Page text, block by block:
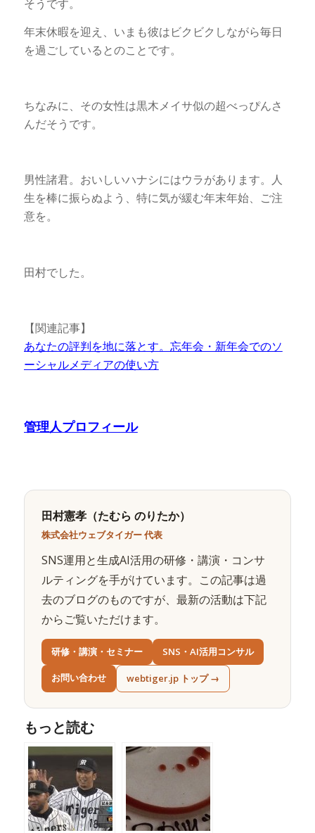
そうです。
年末休暇を迎え、いまも彼はビクビクしながら毎日
を過ごしているとのことです。
ちなみに、その女性は黒木メイサ似の超べっぴんさ
んだそうです。
男性諸君。おいしいハナシにはウラがあります。人
生を棒に振らぬよう、特に気が緩む年末年始、ご注
意を。
田村でした。
【関連記事】
あなたの評判を地に落とす。忘年会・新年会でのソ
ーシャルメディアの使い方
管理人プロフィール
田村憲孝（たむら のりたか）
株式会社ウェブタイガー 代表
SNS運用と生成AI活用の研修・講演・コンサ
ルティングを手がけています。この記事は過
去のブログのものですが、最新の活動は下記
からご覧いただけます。
研修・講演・セミナー SNS・AI活用コンサル
お問い合わせ webtiger.jp トップ →
もっと読む